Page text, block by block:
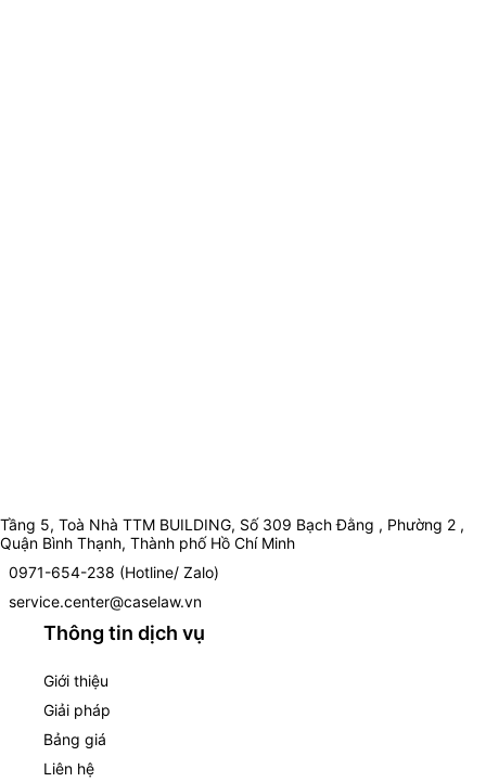
Tầng 5, Toà Nhà TTM BUILDING, Số 309 Bạch Đằng , Phường 2 ,
Quận Bình Thạnh, Thành phố Hồ Chí Minh
0971-654-238 (Hotline/ Zalo)
service.center@caselaw.vn
Thông tin dịch vụ
Giới thiệu
Giải pháp
Bảng giá
Liên hệ